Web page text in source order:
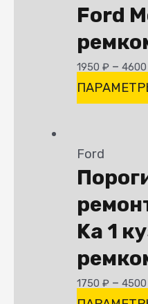
Ford
1950₽ –
Ford
Ka 1
1750₽ –